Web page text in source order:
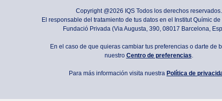
Copyright @2026 IQS Todos los derechos reservados.
El responsable del tratamiento de tus datos en el Institut Químic
Fundació Privada (Via Augusta, 390, 08017 Barcelona,
En el caso de que quieras cambiar tus preferencias o darte de
nuestro Centro de preferencias.
Para más información visita nuestra Política de